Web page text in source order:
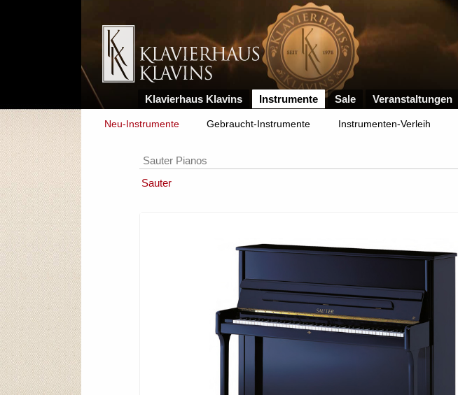
Klavierhaus Klavins Instrumente Sale Veranstaltungen
Neu-Instrumente Gebraucht-Instrumente Instrumenten-Verleih
Sauter Pianos
Sauter